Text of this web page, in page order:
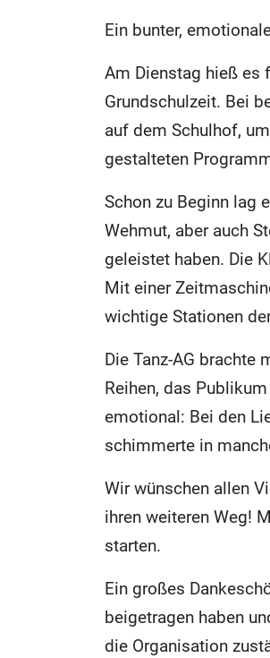
Ein bunter,
Am Dienstag hieß es
Grundschulzeit. Bei
auf dem Schulhof,
gestalteten
Schon zu Beginn lag
Wehmut, aber auch
geleistet haben. Die
Mit einer
wichtige Stationen
Die Tanz-AG brachte
Reihen, das
emotional: Bei den
schimmerte in
Wir wünschen allen
ihren weiteren Weg!
starten.
Ein großes
beigetragen haben
die Organisation